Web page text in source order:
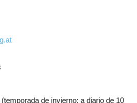
de invierno: a diario de 10